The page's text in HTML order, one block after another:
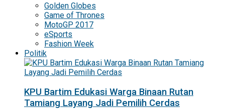
Golden Globes
Game of Thrones
MotoGP 2017
eSports
Fashion Week
Politik
KPU Bartim Edukasi Warga Binaan Rutan
Tamiang Layang Jadi Pemilih Cerdas